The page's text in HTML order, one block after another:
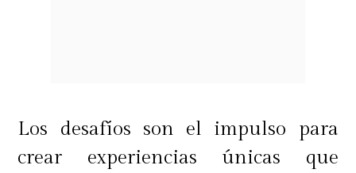
Los desafíos son el impulso para
crear experiencias únicas que